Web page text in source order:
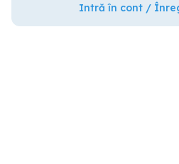
Intră în cont /